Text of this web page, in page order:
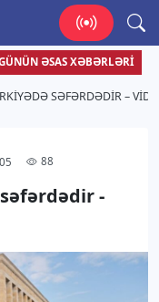
ƏSAS XƏBƏRLƏRI
SƏFƏRDƏDIR –
88
-